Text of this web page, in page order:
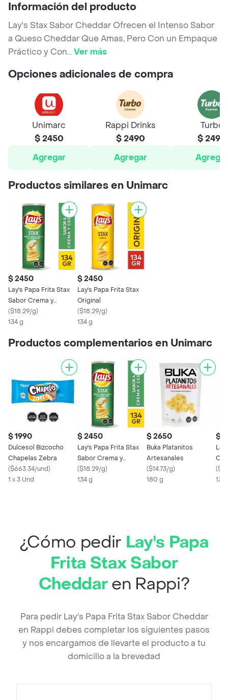
Información del producto
Lay's Stax Sabor Cheddar Ofrecen el Intenso Sabor
a Queso Cheddar Que Amas, Pero Con un Empaque
Práctico y Con...Ver más
Opciones adicionales de compra
Unimarc
$ 2450
Agregar
Rappi Drinks
$ 2490
Agregar
Turbo
$ 2490
Agregar
Productos similares en Unimarc
$ 2450
Lay's Papa Frita Stax
Sabor Crema y
Cebolla
($18.29/g)
134 g
$ 2450
Lay's Papa Frita Stax
Original
($18.29/g)
134 g
Productos complementarios en Unimarc
$ 1990
Dulcesol Bizcocho
Chapelas Zebra
($663.34/und)
1 x 3 Und
$ 2450
Lay's Papa Frita Stax
Sabor Crema y
Cebolla
($18.29/g)
134 g
$ 2650
Buka Platanitos
Artesanales
($14.73/g)
180 g
$
(
134
¿Cómo pedir Lay's Papa
Frita Stax Sabor
Cheddaren Rappi?
Para pedir Lay's Papa Frita Stax Sabor Cheddar
en Rappi debes completar los siguientes pasos
y nos encargamos de llevarte el producto a tu
domicilio a la brevedad